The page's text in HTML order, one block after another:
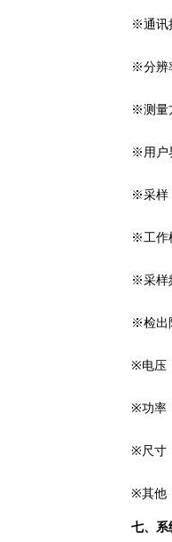
※通讯
※分辨
※测量
※用户
※采样
※工作
※采样
※检出
※电压
※功率
※尺寸
※其他
七、系